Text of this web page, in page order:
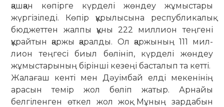
қашқан көпірге күрделі жөндеу жұмыстары
жүргізіледі. Көпір құрылысына рес­публика­лық
бюджеттен жалпы құны 222 миллион теңгені
құрайтын қаржы қаралды. Ол қаржының 111 мил­
лион теңгесі биыл бөлініп, күрделі жөндеу
жұмыстарының бірінші кезеңі басталып та кетті.
Жалағаш кенті мен Дәуімбай елді мекенінің
арасын темір жол бөліп жатыр. Арнайы
белгіленген өткел жол жоқ. Мұның зардабын